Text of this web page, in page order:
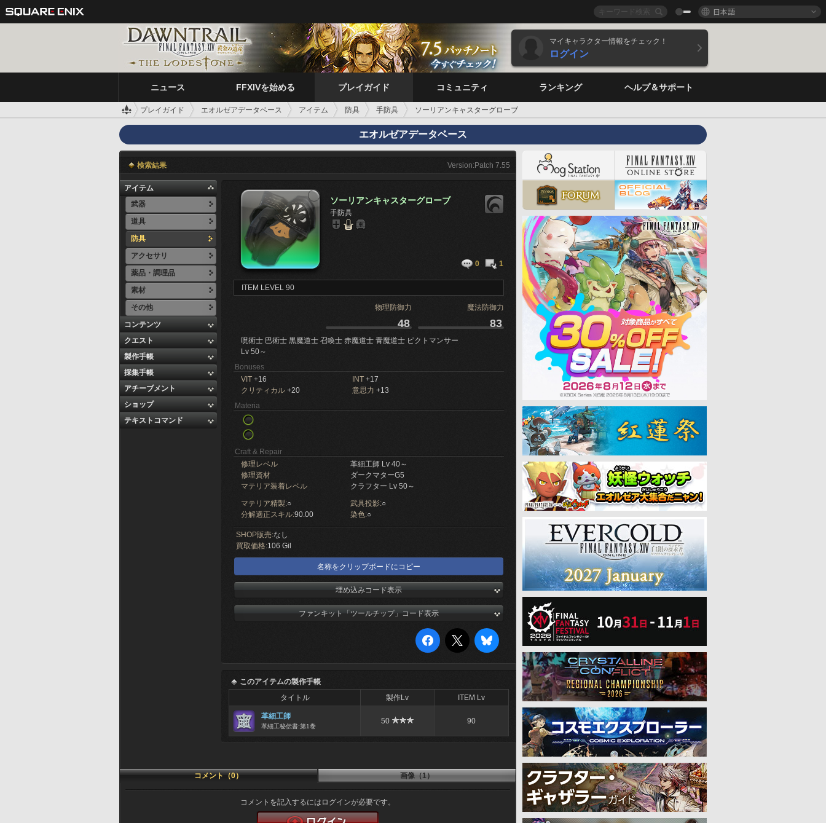
日本語
マイキャラクター情報をチェック！
ログイン
ニュース FFXIVを始める プレイガイド コミュニティ ランキング ヘルプ＆サポート
プレイガイド エオルゼアデータベース アイテム 防具 手防具 ソーリアンキャスターグローブ
エオルゼアデータベース
検索結果 Version:Patch 7.55
アイテム
武器
道具
防具
アクセサリ
薬品・調理品
素材
その他
コンテンツ
クエスト
製作手帳
採集手帳
アチーブメント
ショップ
テキストコマンド
ソーリアンキャスターグローブ
手防具
0 1
ITEM LEVEL 90
物理防御力 魔法防御力
48 83
呪術士 巴術士 黒魔道士 召喚士 赤魔道士 青魔道士 ピクトマンサー
Lv 50～
Bonuses
VIT +16 INT +17
クリティカル +20 意思力 +13
Materia
Craft & Repair
修理レベル
革細工師 Lv 40～
修理資材
ダークマターG5
マテリア装着レベル
クラフター Lv 50～
マテリア精製:○ 武具投影:○
分解適正スキル:90.00 染色:○
SHOP販売:なし
買取価格:106 Gil
名称をクリップボードにコピー
埋め込みコード表示
ファンキット「ツールチップ」コード表示
このアイテムの製作手帳
タイトル
製作Lv ITEM Lv
革細工師
革細工秘伝書:第1巻
50 90
コメント（0） 画像（1）
コメントを記入するにはログインが必要です。